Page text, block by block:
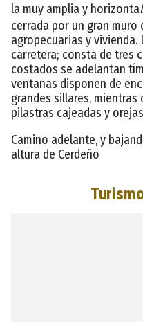
la muy amplia y horizonta
cerrada por un gran
agropecuarias y vivienda.
carretera; consta de tres
costados se adelantan
ventanas disponen de
grandes sillares,
pilastras cajeadas y
Camino adelante, y
altura de Cerdeño